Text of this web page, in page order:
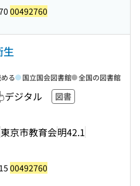
00492760
生
デジタル
図書
東京市教育会明42.1
る 国立国会図書館 全国の図書館
00492760